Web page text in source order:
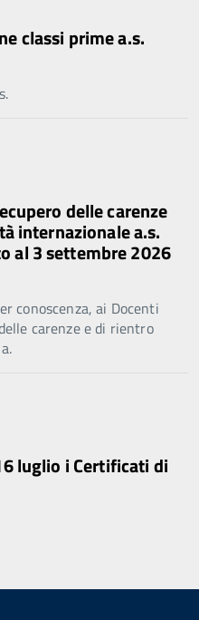
classi prime a.s.
delle carenze
internazionale a.s.
al 3 settembre 2026
conoscenza, ai Docenti
carenze e di rientro
luglio i Certificati di